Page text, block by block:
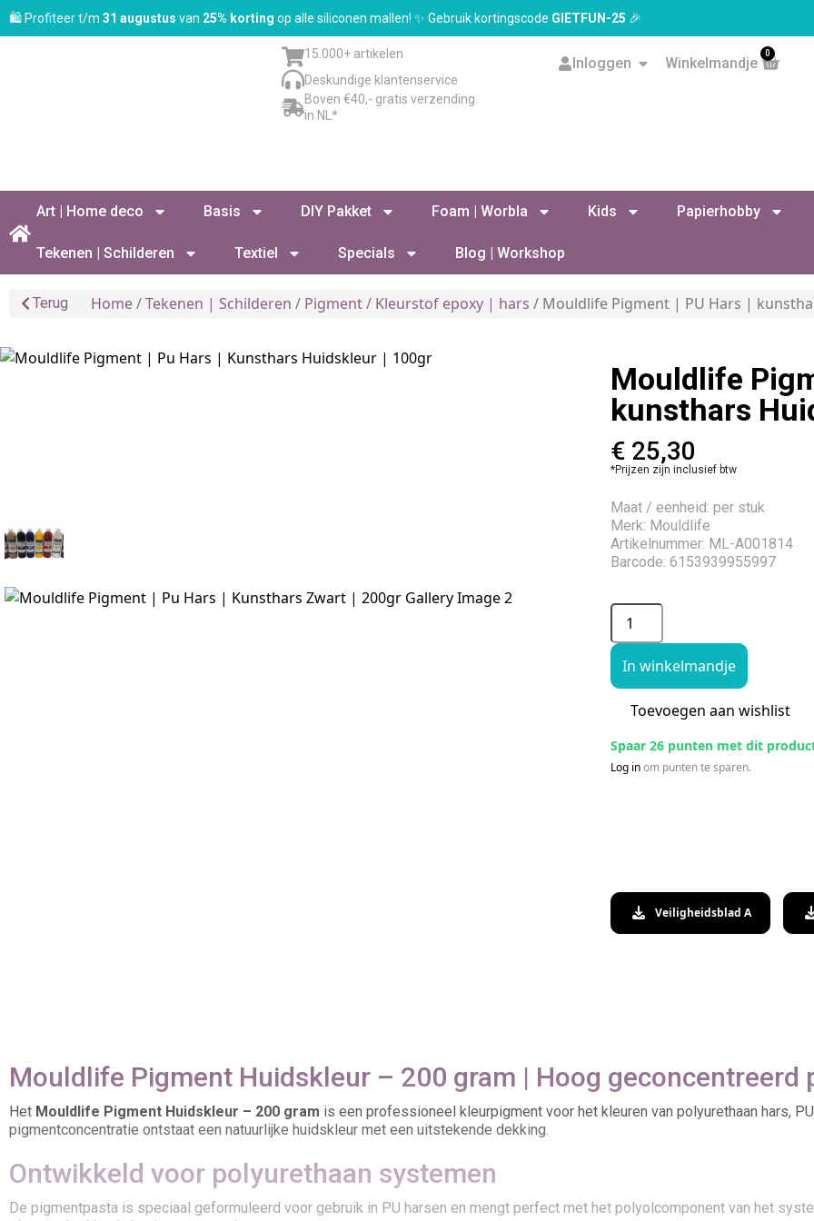
🛍️ Profiteer t/m 31 augustus van 25% korting op alle siliconen mallen! ✨ Gebruik kortingscode GIETFUN-25 🎉
15.000+ artikelen
Deskundige klantenservice
Boven €40,- gratis verzending
in NL*
Inloggen Winkelmandje
0
Art | Home deco Basis DIY Pakket Foam | Worbla Kids Papierhobby
Tekenen | Schilderen Textiel Specials Blog | Workshop
Terug Home/Tekenen | Schilderen / Pigment/ Kleurstof epoxy | hars / Mouldlife Pigment | PU Hars |
Mouldlife
kunsthars
€ 25,30
*Prijzen zijn inclusief btw
Maat / eenheid: per stuk
Merk: Mouldlife
Artikelnummer: ML-A001814
Barcode: 6153939955997
In winkelmandje
Toevoegen aan wishlist
Spaar 26 punten met dit
Log inom punten te sparen.
Veiligheidsblad A
Mouldlife Pigment Huidskleur – 200 gram | Hoog geconcentreerd
Het Mouldlife Pigment Huidskleur – 200 gram is een professioneel kleurpigment voor het kleuren van polyurethaan hars,
pigmentconcentratie ontstaat een natuurlijke huidskleur met een uitstekende dekking.
Ontwikkeld voor polyurethaan systemen
De pigmentpasta is speciaal geformuleerd voor gebruik in PU harsen en mengt perfect met het polyolcomponent van het